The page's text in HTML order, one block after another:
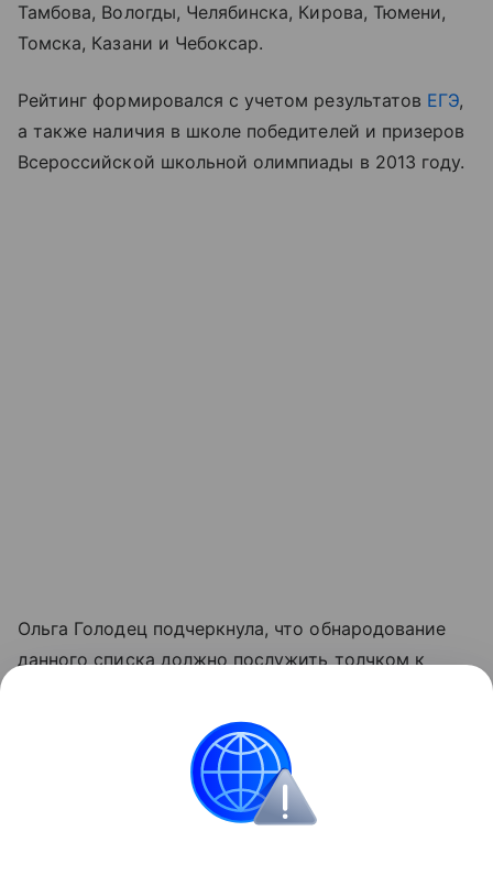
Тамбова, Вологды, Челябинска, Кирова, Тюмени,
Томска, Казани и Чебоксар.
Рейтинг формировался с учетом результатов ЕГЭ,
а также наличия в школе победителей и призеров
Всероссийской школьной олимпиады в 2013 году.
Ольга Голодец подчеркнула, что обнародование
данного списка должно послужить толчком к
в стране. Ранее она утверждала, что половина
детей, посещающих российские школы и детские
не знают русский язык.